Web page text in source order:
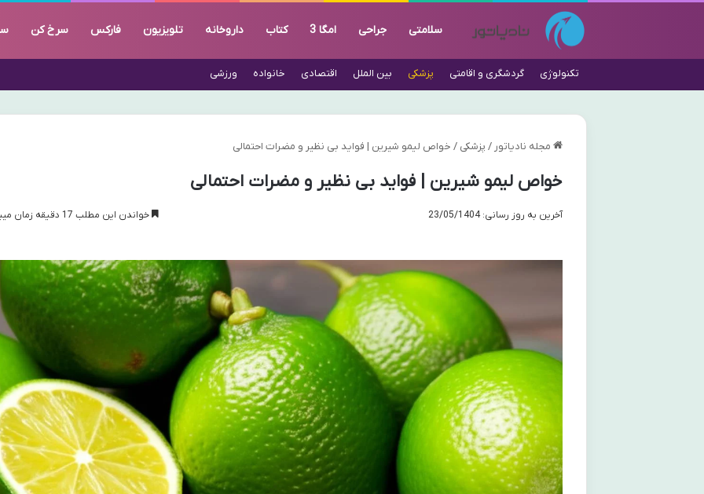
سلامتی جراحی امگا 3 کتاب داروخانه تلویزیون فارکس سرخ کن
تکنولوژی گردشگری و اقامتی پزشکی بین الملل اقتصادی خانواده ورزشی
مجله نادیاتور / پزشکی / خواص لیمو شیرین | فواید بی نظیر و مضرات احتمالی
خواص لیمو شیرین | فواید بی نظیر و مضرات احتمالی
آخرین به روز رسانی: 23/05/1404 خواندن این مطلب 17 دقیقه زمان میبرد